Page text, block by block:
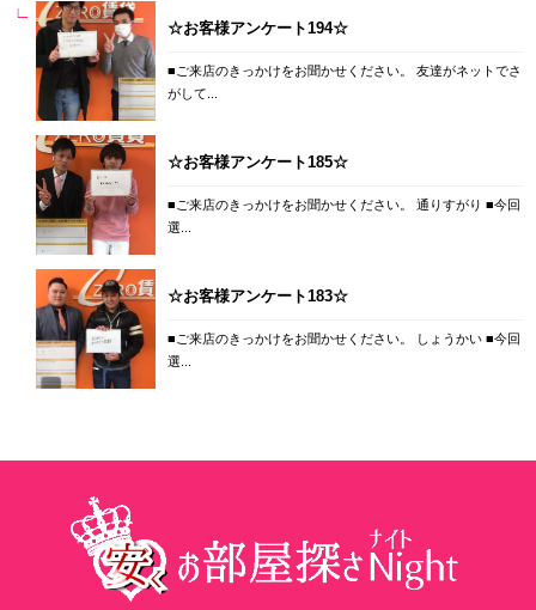
☆お客様アンケート194☆
■ご来店のきっかけをお聞かせください。 友達がネットでさ
がして...
☆お客様アンケート185☆
■ご来店のきっかけをお聞かせください。 通りすがり ■今回
選...
☆お客様アンケート183☆
■ご来店のきっかけをお聞かせください。 しょうかい ■今回
選...